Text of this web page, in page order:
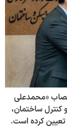
«محمدعلی
ساختمان،
کرده است.